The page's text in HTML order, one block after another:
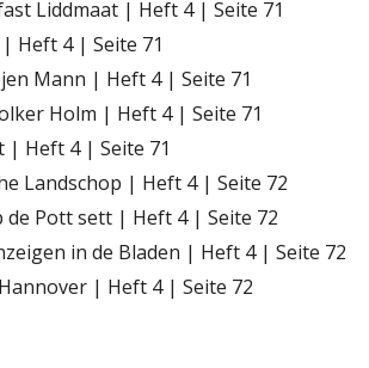
Liddmaat | Heft 4 | Seite 71
Heft 4 | Seite 71
Mann | Heft 4 | Seite 71
Holm | Heft 4 | Seite 71
| Heft 4 | Seite 71
Landschop | Heft 4 | Seite 72
de Pott sett | Heft 4 | Seite 72
in de Bladen | Heft 4 | Seite 72
| Heft 4 | Seite 72